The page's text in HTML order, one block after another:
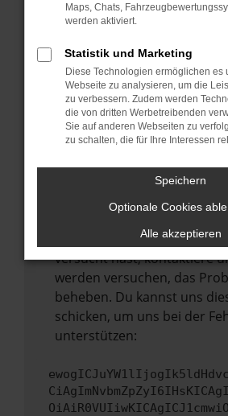
Starte dein Gerät neu.
vorübergehende Probleme
Stelle sicher, dass dein
Betriebssystem auf dem
sind.
Veraltete Software birgt
führen, dass bestimmte
Wende dich an den
Wenn du alle oben
versucht hast, kontaktiere
werden versuchen, das
beheben. Du kannst uns
schicken, um uns bei der
unterstützen:
Maps, Chats,
werden aktiviert.
Statistik und Marketing
Diese Technologien ermöglichen es
Webseite zu analysieren, um die
zu verbessern. Zudem werden
die von dritten Werbetreibenden
Sie auf anderen Webseiten zu
zu schalten, die für Ihre Interessen
Speichern
Optionale Cookies
Alle akzeptieren